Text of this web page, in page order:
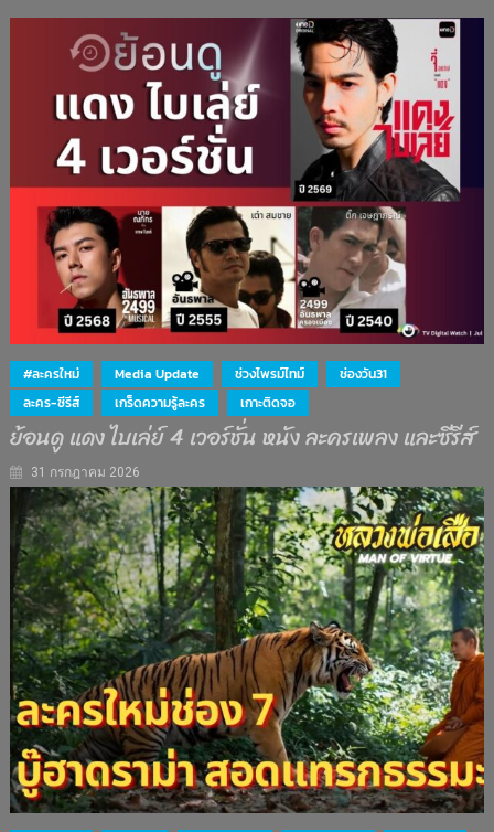
#ละครใหม่ Media Update ช่วงไพรม์ไทม์
ช่องวัน31
ละคร-ซีรีส์
เกร็ดความรู้ละคร เกาะติดจอ
ย้อนดู แดง ไบเล่ย์ 4 เวอร์ชั่น หนัง ละครเพลง และซีรีส์
31 กรกฎาคม 2026